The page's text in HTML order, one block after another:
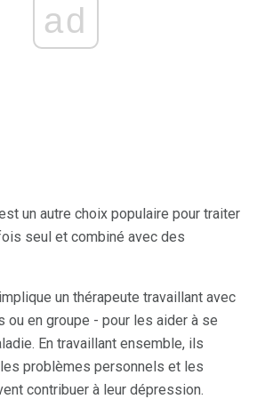
ad
un autre choix populaire pour traiter
seul et combiné avec des
un thérapeute travaillant avec
en groupe - pour les aider à se
En travaillant ensemble, ils
problèmes personnels et les
contribuer à leur dépression.